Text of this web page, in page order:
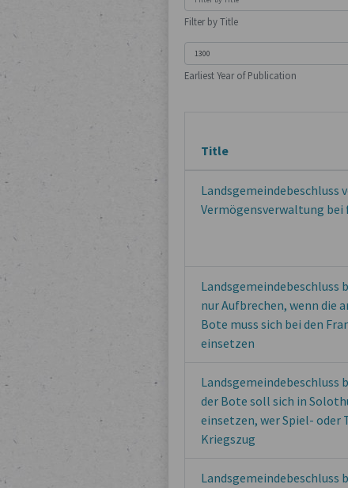
Filter by Title
Earliest Year of Publication
Title
Landsgemeindebeschluss
Vermögensverwaltung
Landsgemeindebeschluss
nur Aufbrechen, wenn die
Bote muss sich bei den
einsetzen
Landsgemeindebeschluss
der Bote soll sich in
einsetzen, wer Spiel- oder
Kriegszug
Landsgemeindebeschluss